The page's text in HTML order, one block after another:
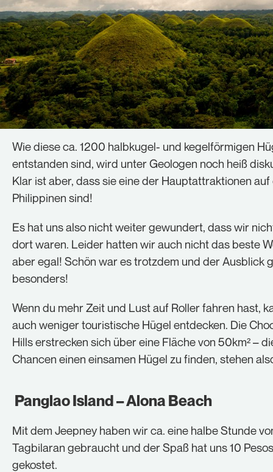
Wie diese ca. 1200 halbkugel- und kegelförmigen
entstanden sind, wird unter Geologen noch heiß
Klar ist aber, dass sie eine der Hauptattraktionen auf
Philippinen sind!
Es hat uns also nicht weiter gewundert, dass wir
dort waren. Leider hatten wir auch nicht das beste
aber egal! Schön war es trotzdem und der Ausblick
besonders!
Wenn du mehr Zeit und Lust auf Roller fahren hast,
auch weniger touristische Hügel entdecken. Die
Hills erstrecken sich über eine Fläche von 50km² –
Chancen einen einsamen Hügel zu finden, stehen
Panglao Island – Alona Beach
Mit dem Jeepney haben wir ca. eine halbe Stunde
Tagbilaran gebraucht und der Spaß hat uns 10 Pesos
gekostet.